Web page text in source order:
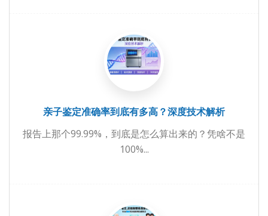
亲子鉴定准确率到底有多高？深度技术解析
报告上那个99.99%，到底是怎么算出来的？凭啥不是
100%...